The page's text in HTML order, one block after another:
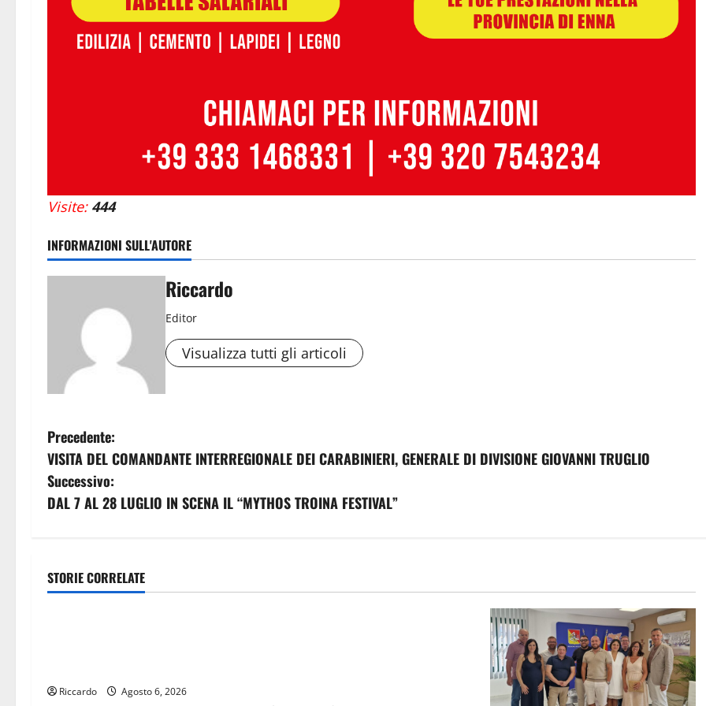
Visite: 444
INFORMAZIONI SULL'AUTORE
Riccardo
Editor
Visualizza tutti gli articoli
N
a
v
g
Precedente:
VISITA DEL COMANDANTE INTERREGIONALE DEI CARABINIERI, GENERALE DI DIVISIONE GIOVANNI TRUGLIO
Successivo:
DAL 7 AL 28 LUGLIO IN SCENA IL “MYTHOS TROINA FESTIVAL”
STORIE CORRELATE
sanità
Riccardo Agosto 6, 2026